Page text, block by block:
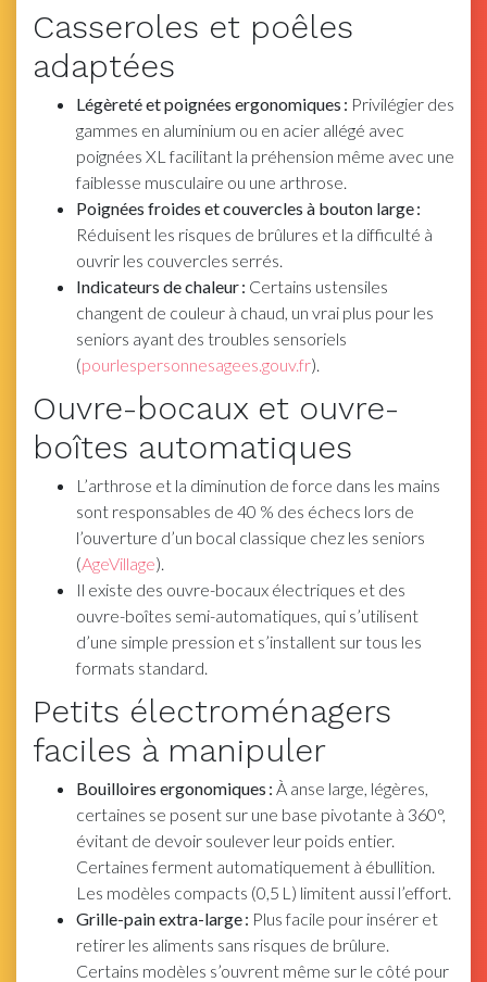
Casseroles et poêles
adaptées
Légèreté et poignées ergonomiques : Privilégier des
gammes en aluminium ou en acier allégé avec
poignées XL facilitant la préhension même avec une
faiblesse musculaire ou une arthrose.
Poignées froides et couvercles à bouton large :
Réduisent les risques de brûlures et la difficulté à
ouvrir les couvercles serrés.
Indicateurs de chaleur : Certains ustensiles
changent de couleur à chaud, un vrai plus pour les
seniors ayant des troubles sensoriels
(pourlespersonnesagees.gouv.fr).
Ouvre-bocaux et ouvre-
boîtes automatiques
L’arthrose et la diminution de force dans les mains
sont responsables de 40 % des échecs lors de
l’ouverture d’un bocal classique chez les seniors
(AgeVillage).
Il existe des ouvre-bocaux électriques et des
ouvre-boîtes semi-automatiques, qui s’utilisent
d’une simple pression et s’installent sur tous les
formats standard.
Petits électroménagers
faciles à manipuler
Bouilloires ergonomiques : À anse large, légères,
certaines se posent sur une base pivotante à 360°,
évitant de devoir soulever leur poids entier.
Certaines ferment automatiquement à ébullition.
Les modèles compacts (0,5 L) limitent aussi l’effort.
Grille-pain extra-large : Plus facile pour insérer et
retirer les aliments sans risques de brûlure.
Certains modèles s’ouvrent même sur le côté pour